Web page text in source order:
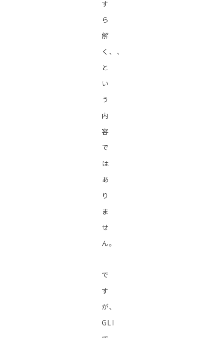
す
ら
解
く、、
と
い
う
内
容
で
は
あ
り
ま
せ
ん。
で
す
が、
GLI